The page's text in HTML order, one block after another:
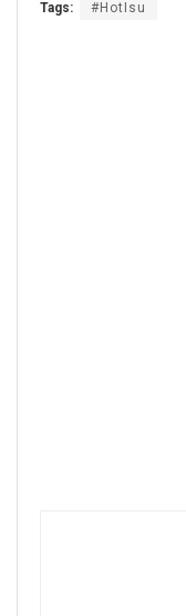
Tags: #HotIsu